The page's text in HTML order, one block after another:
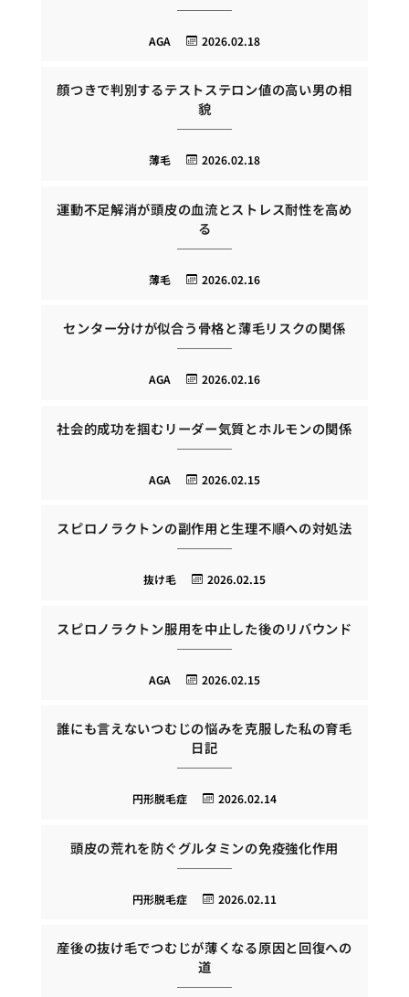
2026.02.18
AGA
顔つきで判別するテストステロン値の高い男の相
貌
2026.02.18
薄毛
運動不足解消が頭皮の血流とストレス耐性を高め
る
2026.02.16
薄毛
センター分けが似合う骨格と薄毛リスクの関係
2026.02.16
AGA
社会的成功を掴むリーダー気質とホルモンの関係
2026.02.15
AGA
スピロノラクトンの副作用と生理不順への対処法
2026.02.15
抜け毛
スピロノラクトン服用を中止した後のリバウンド
2026.02.15
AGA
誰にも言えないつむじの悩みを克服した私の育毛
日記
2026.02.14
円形脱毛症
頭皮の荒れを防ぐグルタミンの免疫強化作用
2026.02.11
円形脱毛症
産後の抜け毛でつむじが薄くなる原因と回復への
道